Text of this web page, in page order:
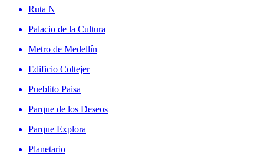
Ruta N
Palacio de la Cultura
Metro de Medellín
Edificio Coltejer
Pueblito Paisa
Parque de los Deseos
Parque Explora
Planetario